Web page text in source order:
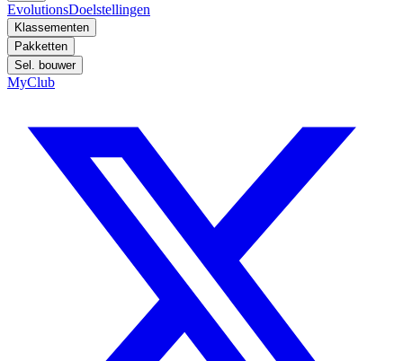
EvolutionsDoelstellingen
Klassementen
Pakketten
Sel. bouwer
MyClub